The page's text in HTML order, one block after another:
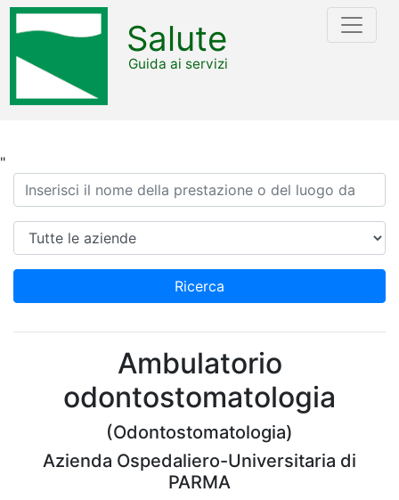
"
Salute
Guida ai servizi
Ricerca
Azienda
Ricerca
Ambulatorio
odontostomatologia
(Odontostomatologia)
Azienda Ospedaliero-Universitaria di
PARMA